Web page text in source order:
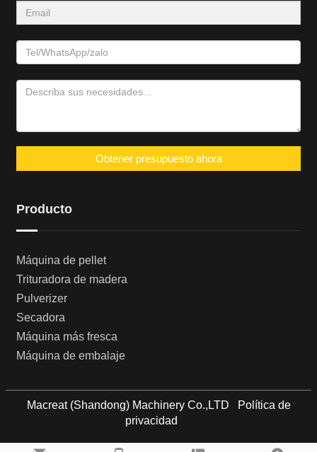
Obtener presupuesto ahora
Producto
Máquina de pellet
Trituradora de madera
Pulverizer
Secadora
Máquina más fresca
Máquina de embalaje
Macreat (Shandong) Machinery Co.,LTD
Política de
privacidad